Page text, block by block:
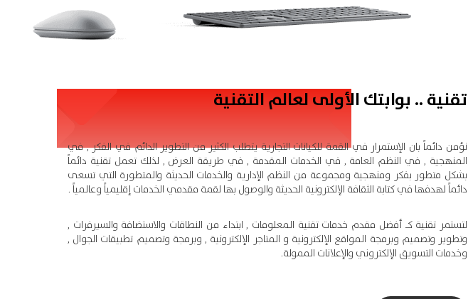
تقنية .. بوابتك الأولى لعالم التقنية
نؤمن دائماً بان الإستمرار في القمة للكيانات التجارية يتطلب الكثير من التطوير الدائم في الفكر , في
المنهجية , في النظم العامة , في الخدمات المقدمة , في طريقة العرض , لذلك تعمل تقنية دائماً
بشكل متطور بفكر ومنهجية ومجموعة من النظم الإدارية والخدمات الحديثة والمتطورة التي تسعى
دائماً لهدفها في كتابة الثقافة الإلكترونية الحديثة والوصول بها لقمة مقدمي الخدمات إقليمياً وعالمياً .
لتستمر تقنية كـ أفضل مقدم خدمات تقنية المعلومات , ابتداء من النطاقات والاستضافة والسيرفرات ,
وتطوير وتصميم وبرمجة المواقع الإلكترونية و المتاجر الإلكترونية , وبرمجة وتصميم تطبيقات الجوال ,
وخدمات التسويق الإلكتروني والإعلانات الممولة.